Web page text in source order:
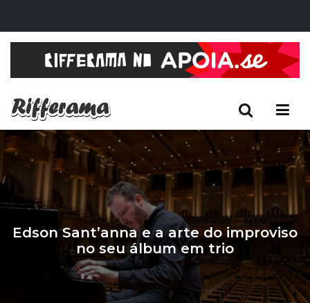
Edson Sant’anna e a arte do improviso
no seu álbum em trio